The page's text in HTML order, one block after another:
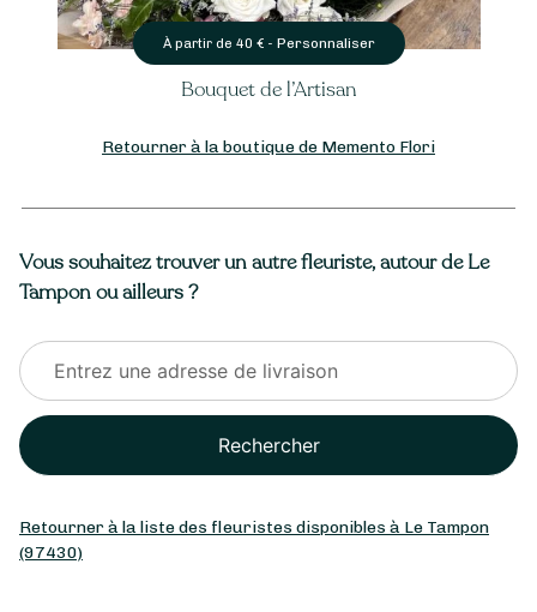
À partir de40€ -
Retourner à la boutique de Memento Flori
Vous souhaitez trouver un autre fleuriste, autour de Le
Tampon ou ailleurs ?
Rechercher
Retourner à la liste des fleuristes disponibles à Le Tampon
(97430)